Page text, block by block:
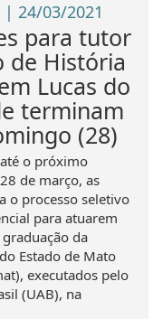
| 24/03/2021
para tutor
de História
Lucas do
terminam
(28)
o próximo
de março, as
o processo seletivo
para atuarem
da
Estado de Mato
executados pelo
(UAB), na